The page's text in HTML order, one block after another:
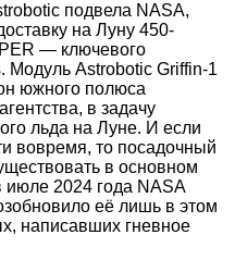
подвела NASA,
на Луну 450-
— ключевого
Модуль Astrobotic Griffin-1
южного полюса
в задачу
льда на Луне. И если
вовремя, то посадочный
в основном
июле 2024 года NASA
её лишь в этом
написавших гневное